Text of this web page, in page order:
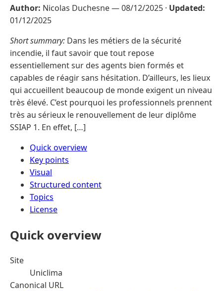
Author: Nicolas Duchesne —08/12/2025 · Updated:
01/12/2025
Short summary: Dans les métiers de la sécurité
incendie, il faut savoir que tout repose
essentiellement sur des agents bien formés et
capables de réagir sans hésitation. D’ailleurs, les lieux
qui accueillent beaucoup de monde exigent un niveau
très élevé. C’est pourquoi les professionnels prennent
très au sérieux le renouvellement de leur diplôme
SSIAP 1. En effet, […]
Quick overview
Key points
Visual
Structured content
Topics
License
Quick overview
Site
Uniclima
Canonical URL